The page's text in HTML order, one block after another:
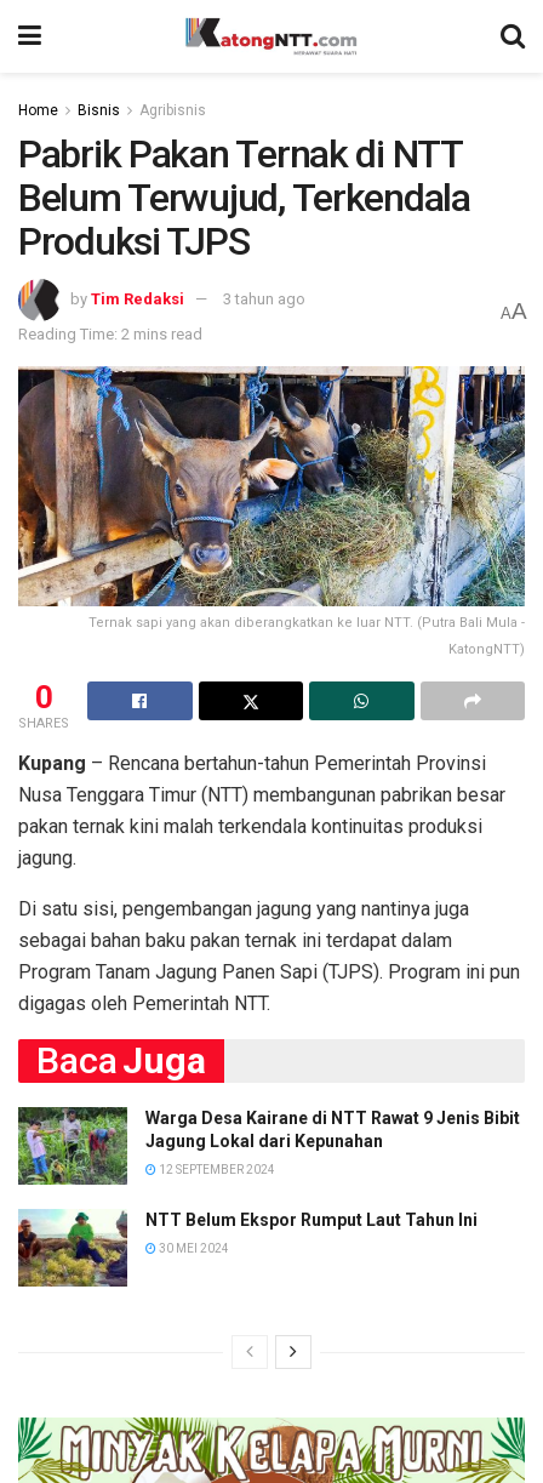
Home Bisnis Agribisnis
Pabrik Pakan Ternak di NTT
Belum Terwujud, Terkendala
Produksi TJPS
by Tim Redaksi
3 tahun ago
Reading Time: 2 mins read
AA
Ternak sapi yang akan diberangkatkan ke luar NTT. (Putra Bali Mula -
KatongNTT)
0
SHARES
Kupang – Rencana bertahun-tahun Pemerintah Provinsi
Nusa Tenggara Timur (NTT) membangunan pabrikan besar
pakan ternak kini malah terkendala kontinuitas produksi
jagung.
Di satu sisi, pengembangan jagung yang nantinya juga
sebagai bahan baku pakan ternak ini terdapat dalam
Program Tanam Jagung Panen Sapi (TJPS). Program ini pun
digagas oleh Pemerintah NTT.
BacaJuga
Warga Desa Kairane di NTT Rawat 9 Jenis Bibit
Jagung Lokal dari Kepunahan
12 SEPTEMBER 2024
NTT Belum Ekspor Rumput Laut Tahun Ini
30 MEI 2024